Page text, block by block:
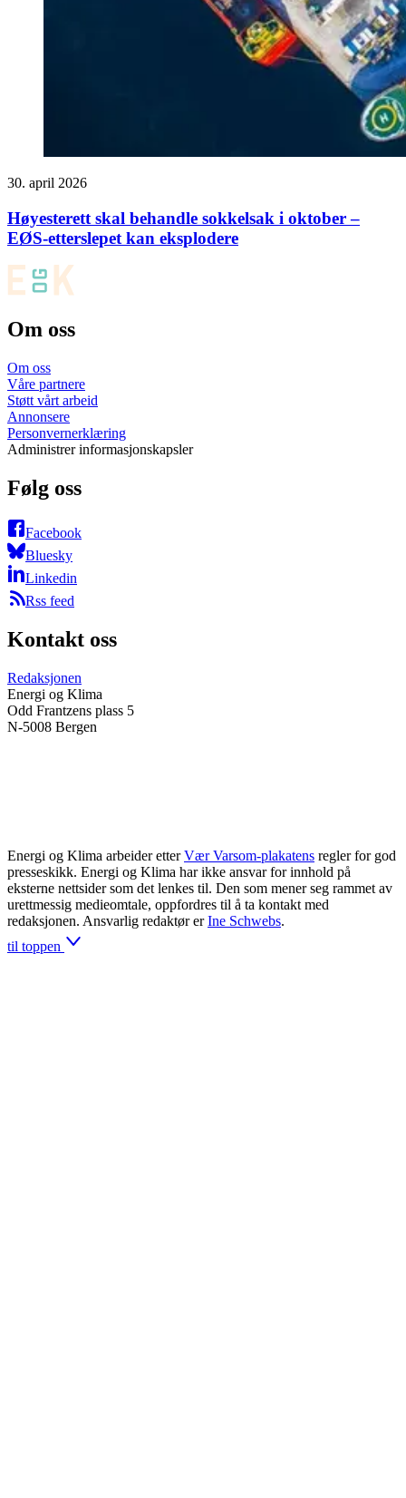
30. april 2026
Høyesterett skal behandle sokkelsak i oktober –
EØS-etterslepet kan eksplodere
Om oss
Om oss
Våre partnere
Støtt vårt arbeid
Annonsere
Personvernerklæring
Administrer informasjonskapsler
Følg oss
Facebook
Bluesky
Linkedin
Rss feed
Kontakt oss
Redaksjonen
Energi og Klima
Odd Frantzens plass 5
N-5008 Bergen
Energi og Klima arbeider etter Vær Varsom-plakatens regler for god
presseskikk. Energi og Klima har ikke ansvar for innhold på
eksterne nettsider som det lenkes til. Den som mener seg rammet av
urettmessig medieomtale, oppfordres til å ta kontakt med
redaksjonen. Ansvarlig redaktør er Ine Schwebs.
til toppen